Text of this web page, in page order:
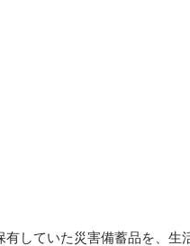
していた災害備蓄品を、 生